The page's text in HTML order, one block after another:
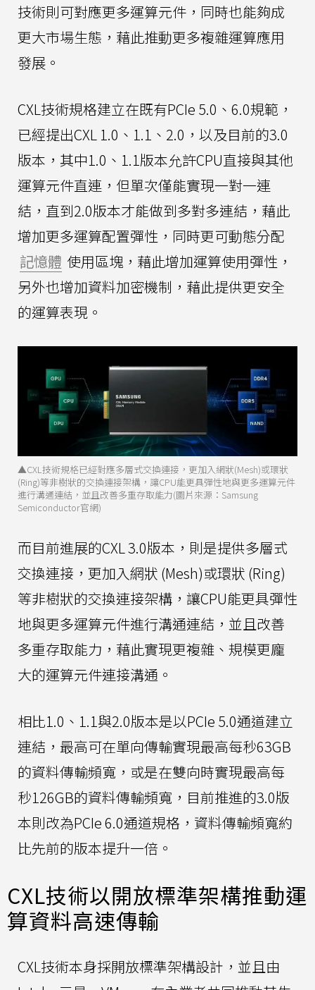
技術則可對應更多運算元件，同時也能夠成
更大市場生態，藉此推動更多複雜運算應用
發展。
CXL技術規格建立在既有PCIe 5.0、6.0規範，
已經提出CXL 1.0、1.1、2.0，以及目前的3.0
版本，其中1.0、1.1版本允許CPU直接與其他
運算元件直連，但單次僅能實現一對一連
結，直到2.0版本才能做到多對多連結，藉此
增加更多運算配置彈性，同時更可動態分配
記憶體 使用區塊，藉此增加運算使用彈性，
另外也增加資料加密機制，藉此提供更安全
的運算表現。
▲CXL技術規格已經對應多層式交換連接，更加入網狀(Mesh)或環狀
(Ring)等非樹狀的交換連接架構，讓CPU能更具彈性地與更多運算元件
進行溝通連結，並且改善多重存取能力(圖片來源：Samsung
Semiconductor官網)
而目前進展的CXL 3.0版本，則是提供多層式
交換連接，更加入網狀 (Mesh)或環狀 (Ring)
等非樹狀的交換連接架構，讓CPU能更具彈性
地與更多運算元件進行溝通連結，並且改善
多重存取能力，藉此實現更複雜、規模更龐
大的運算元件連接溝通。
相比1.0、1.1與2.0版本是以PCIe 5.0通道建立
連結，最高可在單向傳輸實現最高每秒63GB
的資料傳輸頻寬，或是在雙向時實現最高每
秒126GB的資料傳輸頻寬，目前推進的3.0版
本則改為PCIe 6.0通道規格，資料傳輸頻寬約
比先前的版本提升一倍。
CXL技術以開放標準架構推動運
算資料高速傳輸
CXL技術本身採開放標準架構設計，並且由